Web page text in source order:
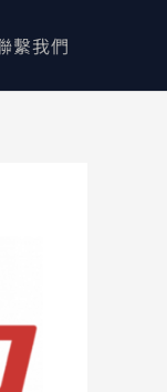
繫我們